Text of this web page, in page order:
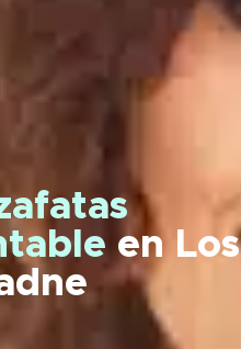
en Los